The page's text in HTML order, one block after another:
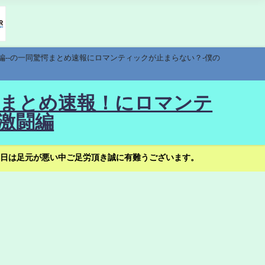
の一同驚愕まとめ速報にロマンティックが止まらない？-僕の
とめ速報！にロマンテ
闘編
足元が悪い中ご足労頂き誠に有難うございます。